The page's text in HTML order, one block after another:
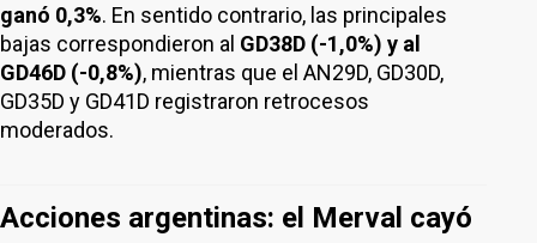
ganó 0,3%. En sentido contrario, las principales
bajas correspondieron al GD38D (-1,0%) y al
GD46D (-0,8%), mientras que el AN29D, GD30D,
GD35D y GD41D registraron retrocesos
moderados.
Acciones argentinas: el Merval cayó